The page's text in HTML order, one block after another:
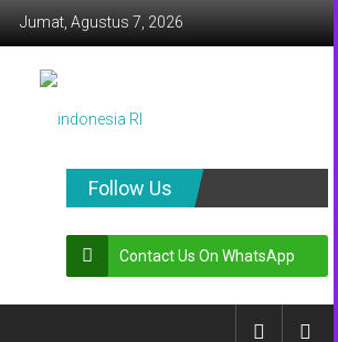
Jumat, Agustus 7, 2026
Follow Us
Contact Us On WhatsApp